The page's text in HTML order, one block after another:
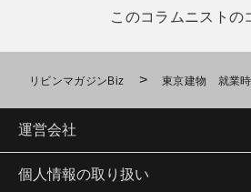
このコラムニストの
リビンマガジンBiz > 東京建物 就業時
運営会社
個人情報の取り扱い